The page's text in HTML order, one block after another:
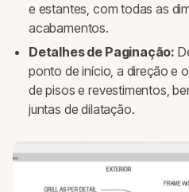
e estantes, com todas as
acabamentos.
Detalhes de Paginação:
ponto de início, a direção e
de pisos e revestimentos,
juntas de dilatação.